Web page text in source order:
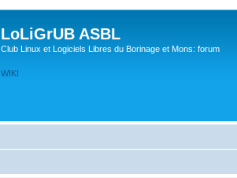
LoLiGrUB ASBL
Club Linux et Logiciels Libres du Borinage et Mons: forum
WIKI